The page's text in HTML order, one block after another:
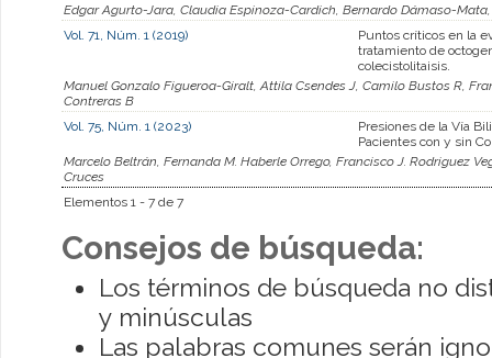
Edgar Agurto-Jara, Claudia Espinoza-Cardich, Bernardo Dámaso-
Vol. 71, Núm. 1 (2019)
Puntos críticos en la
tratamiento de
colecistolitaisis.
Manuel Gonzalo Figueroa-Giralt, Attila Csendes J, Camilo Bustos R,
Contreras B
Vol. 75, Núm. 1 (2023)
Presiones de la Vía
Pacientes con y sin
Marcelo Beltrán, Fernanda M. Haberle Orrego, Francisco J. Rodriguez
Cruces
Elementos 1 - 7 de 7
Consejos de búsqueda:
Los términos de búsqueda no
y minúsculas
Las palabras comunes serán